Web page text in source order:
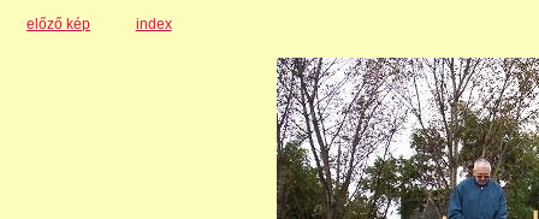
előző kép index